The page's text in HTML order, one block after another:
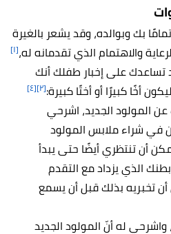
بك وبوالده، وقد يشعر بالغيرة
والاهتمام الذي تقدمانه له،[١]
تساعدك على إخبار طفلك أنك
أخًا كبيرًا أو أختًا كبيرة:[٢] [٤]
المولود الجديد، اشرحي
في شراء ملابس المولود
أن تنتظري أيضًا حتى يبدأ
الذي يزداد مع التقدم
تخبريه بذلك قبل أن يسمع
له أنّ المولود الجديد